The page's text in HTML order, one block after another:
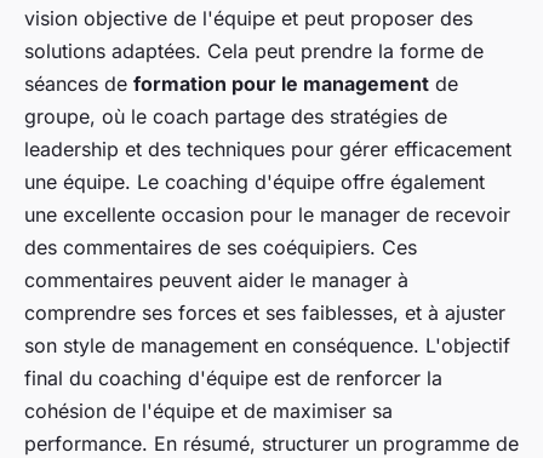
vision objective de l'équipe et peut proposer des
solutions adaptées. Cela peut prendre la forme de
séances de formation pour le management de
groupe, où le coach partage des stratégies de
leadership et des techniques pour gérer efficacement
une équipe. Le coaching d'équipe offre également
une excellente occasion pour le manager de recevoir
des commentaires de ses coéquipiers. Ces
commentaires peuvent aider le manager à
comprendre ses forces et ses faiblesses, et à ajuster
son style de management en conséquence. L'objectif
final du coaching d'équipe est de renforcer la
cohésion de l'équipe et de maximiser sa
performance. En résumé, structurer un programme de